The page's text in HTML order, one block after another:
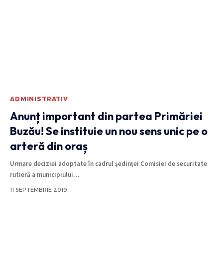
ADMINISTRATIV
Anunț important din partea Primăriei
Buzău! Se instituie un nou sens unic pe o
arteră din oraș
Urmare deciziei adoptate în cadrul ședinței Comisiei de securitate
rutieră a municipiului…
11 SEPTEMBRIE 2019